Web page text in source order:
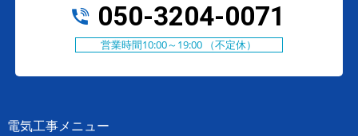
050-3204-0071
営業時間10:00～19:00 （不定休）
電気工事メニュー